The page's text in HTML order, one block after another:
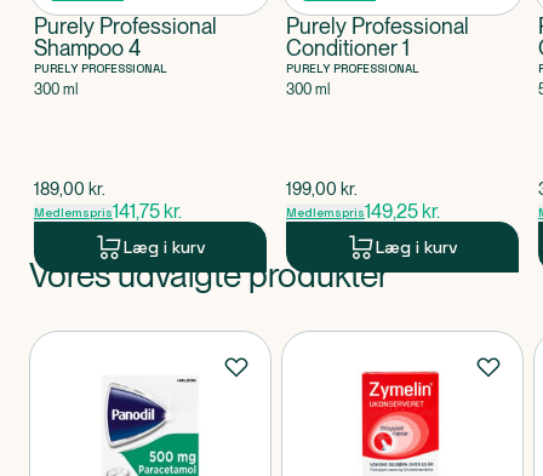
Purely Professional
Shampoo 4
PURELY PROFESSIONAL
300 ml
$gammel pris
189,00 kr.
Medlemspris141,75 kr.
Læg i kurv
Purely Professional
Conditioner 1
PURELY PROFESSIONAL
300 ml
$gammel pris
199,00 kr.
Medlemspris149,25 kr.
Læg i kurv
Produkt 1 af 0
Vores udvalgte produkter
Produkter